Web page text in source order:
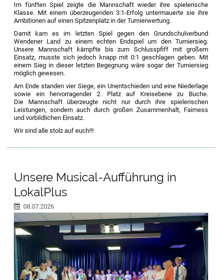
Im fünften Spiel zeigte die Mannschaft wieder ihre spielerische
Klasse. Mit einem überzeugenden 3:1-Erfolg untermauerte sie ihre
Ambitionen auf einen Spitzenplatz in der Turnierwertung.
Damit kam es im letzten Spiel gegen den Grundschulverbund
Wendener Land zu einem echten Endspiel um den Turniersieg.
Unsere Mannschaft kämpfte bis zum Schlusspfiff mit großem
Einsatz, musste sich jedoch knapp mit 0:1 geschlagen geben. Mit
einem Sieg in dieser letzten Begegnung wäre sogar der Turniersieg
möglich gewesen.
Am Ende standen vier Siege, ein Unentschieden und eine Niederlage
sowie ein hervorragender 2. Platz auf Kreisebene zu Buche.
Die Mannschaft überzeugte nicht nur durch ihre spielerischen
Leistungen, sondern auch durch großen Zusammenhalt, Fairness
und vorbildlichen Einsatz.
Wir sind alle stolz auf euch!!!
Unsere Musical-Aufführung in
LokalPlus
08.07.2026